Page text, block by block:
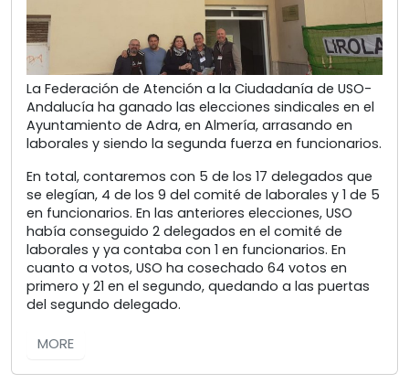
La Federación de Atención a la Ciudadanía de USO-
Andalucía ha ganado las elecciones sindicales en el
Ayuntamiento de Adra, en Almería, arrasando en
laborales y siendo la segunda fuerza en funcionarios.
En total, contaremos con 5 de los 17 delegados que
se elegían, 4 de los 9 del comité de laborales y 1 de 5
en funcionarios. En las anteriores elecciones, USO
había conseguido 2 delegados en el comité de
laborales y ya contaba con 1 en funcionarios. En
cuanto a votos, USO ha cosechado 64 votos en
primero y 21 en el segundo, quedando a las puertas
del segundo delegado.
MORE